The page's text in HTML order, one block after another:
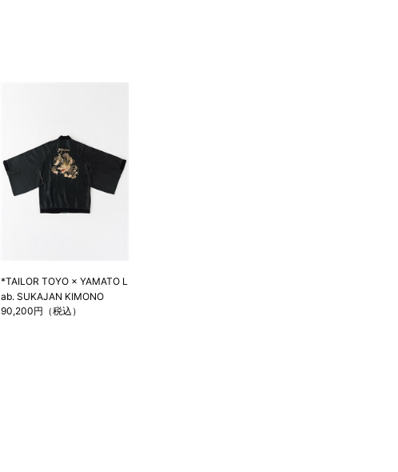
*TAILOR TOYO × YAMATO L
ab. SUKAJAN KIMONO
90,200円（税込）